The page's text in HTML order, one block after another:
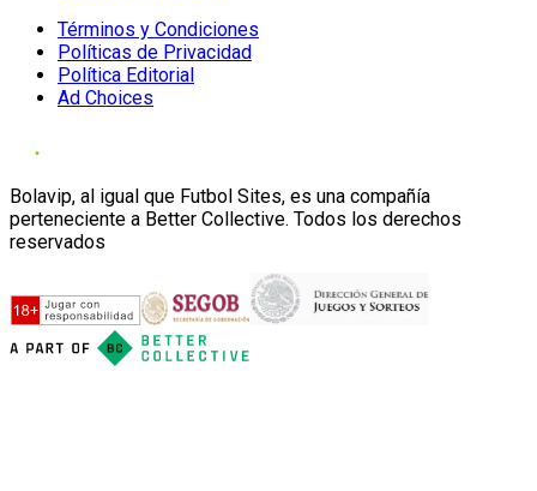
Términos y Condiciones
Políticas de Privacidad
Política Editorial
Ad Choices
Bolavip, al igual que Futbol Sites, es una compañía
perteneciente a Better Collective. Todos los derechos
reservados